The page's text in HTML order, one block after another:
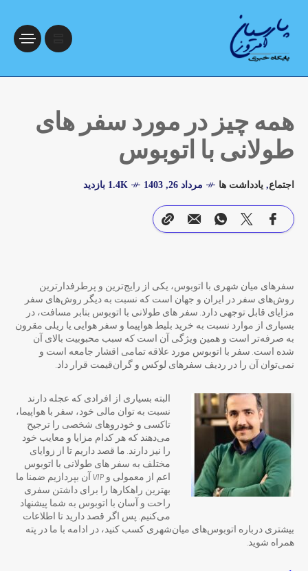
همه چیز در مورد سفر های
طولانی با اتوبوس
اجتماع, یادداشت ها مرداد 26, 1403 1.4K بازدید
سفرهای میان شهری با اتوبوس، یکی از رایج‌ترین و پرطرفدارترین
روش‌های سفر در ایران و جهان است که نسبت به دیگر روش‌های سفر
مزایای قابل توجهی دارد. سفر های طولانی با اتوبوس بنابر مسافت، در
بسیاری از موارد نسبت به خرید بلیط هواپیما و سفر هوایی یا ریلی مقرون‌
به‌ صرفه‌تر است و همین ویژگی آن است که سبب محبوبیت بالای آن
شده است. سفر با اتوبوس مورد علاقه تمامی اقشار جامعه است و
نمی‌توان آن را در ردیف سفرهای لوکس و گران‌قیمت قرار داد.
البته بسیاری از افرادی که عجله دارند
نسبت به توان مالی خود، سفر با هواپیما،
تاکسی و خودروهای شخصی را ترجیح
می‌دهند که هر کدام مزایا و معایب خود
را نیز دارند. ما قصد داریم تا از زوایای
مختلف به سفر های طولانی با اتوبوس
اعم از معمولی و VIP آن بپردازیم ضمنا ما
بهترین راهکارها را برای داشتن سفری
راحت و آسان با اتوبوس به شما پیشنهاد
می‌کنیم. پس اگر قصد دارید تا اطلاعات
بیشتری درباره اتوبوس‌های میان‌شهری کسب کنید، در ادامه با ما در پته
همراه شوید.